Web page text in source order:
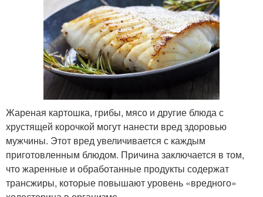
Жареная картошка, грибы, мясо и другие блюда с
хрустящей корочкой могут нанести вред здоровью
мужчины. Этот вред увеличивается с каждым
приготовленным блюдом. Причина заключается в том,
что жаренные и обработанные продукты содержат
трансжиры, которые повышают уровень «вредного»